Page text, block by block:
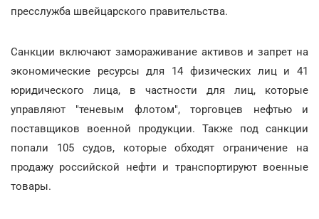
пресслужба швейцарского правительства.
Санкции включают замораживание активов и запрет на
экономические ресурсы для 14 физических лиц и 41
юридического лица, в частности для лиц, которые
управляют "теневым флотом", торговцев нефтью и
поставщиков военной продукции. Также под санкции
попали 105 судов, которые обходят ограничение на
продажу российской нефти и транспортируют военные
товары.